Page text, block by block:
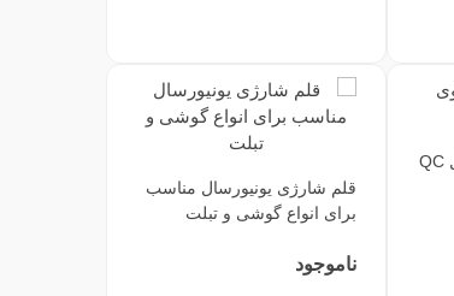
هندزفری اصلی هوآوی مدل QC
قلم شارژی یونیورسال مناسب
برای انواع گوشی و تبلت
ناموجود